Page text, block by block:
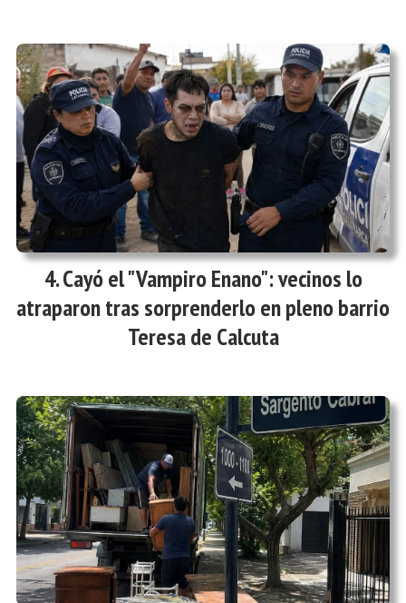
Cayó el "Vampiro Enano": vecinos lo
atraparon tras sorprenderlo en pleno barrio
Teresa de Calcuta